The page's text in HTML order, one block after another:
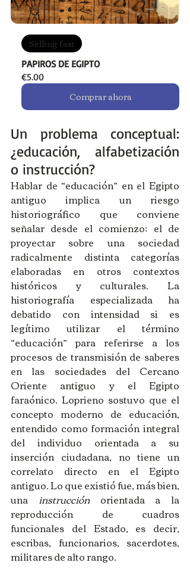
Selling fast
PAPIROS DE EGIPTO
€5.00
Comprar ahora
Un problema conceptual:
¿educación, alfabetización
o instrucción?
Hablar de “educación” en el Egipto
antiguo implica un riesgo
historiográfico que conviene
señalar desde el comienzo: el de
proyectar sobre una sociedad
radicalmente distinta categorías
elaboradas en otros contextos
históricos y culturales. La
historiografía especializada ha
debatido con intensidad si es
legítimo utilizar el término
“educación” para referirse a los
procesos de transmisión de saberes
en las sociedades del Cercano
Oriente antiguo y el Egipto
faraónico. Loprieno sostuvo que el
concepto moderno de educación,
entendido como formación integral
del individuo orientada a su
inserción ciudadana, no tiene un
correlato directo en el Egipto
antiguo. Lo que existió fue, más bien,
una instrucción orientada a la
reproducción de cuadros
funcionales del Estado, es decir,
escribas, funcionarios, sacerdotes,
militares de alto rango.